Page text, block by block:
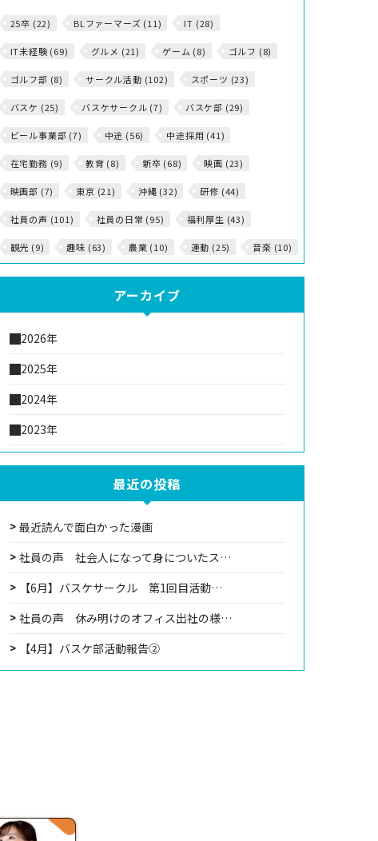
25卒 (22) BLファーマーズ (11) IT (28)
IT未経験 (69) グルメ (21) ゲーム (8) ゴルフ (8)
ゴルフ部 (8) サークル活動 (102) スポーツ (23)
バスケ (25) バスケサークル (7) バスケ部 (29)
ビール事業部 (7) 中途 (56) 中途採用 (41)
在宅勤務 (9) 教育 (8) 新卒 (68) 映画 (23)
映画部 (7) 東京 (21) 沖縄 (32) 研修 (44)
社員の声 (101) 社員の日常 (95) 福利厚生 (43)
観光 (9) 趣味 (63) 農業 (10) 運動 (25) 音楽 (10)
アーカイブ
2026年
2025年
2024年
2023年
最近の投稿
最近読んで面白かった漫画
社員の声 社会人になって身についたス…
【6月】バスケサークル 第1回目活動…
社員の声 休み明けのオフィス出社の様…
【4月】バスケ部活動報告②